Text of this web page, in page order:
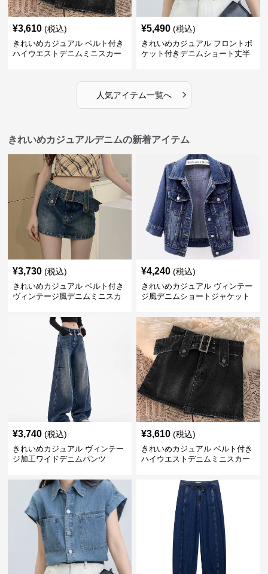
¥3,610 (税込)
きれいめカジュアル ベルト付き
ハイウエストデニムミニスカー
¥5,490 (税込)
きれいめカジュアル フロントポ
ケット付きデニムショート丈半
人気アイテム一覧へ ›
きれいめカジュアルデニムの新着アイテム
¥3,730 (税込)
きれいめカジュアル ベルト付き
ヴィンテージ風デニムミニスカ
¥4,240 (税込)
きれいめカジュアル ヴィンテー
ジ風デニムショートジャケット
¥3,740 (税込)
きれいめカジュアル ヴィンテー
ジ加工ワイドデニムパンツ
¥3,610 (税込)
きれいめカジュアル ベルト付き
ハイウエストデニムミニスカー